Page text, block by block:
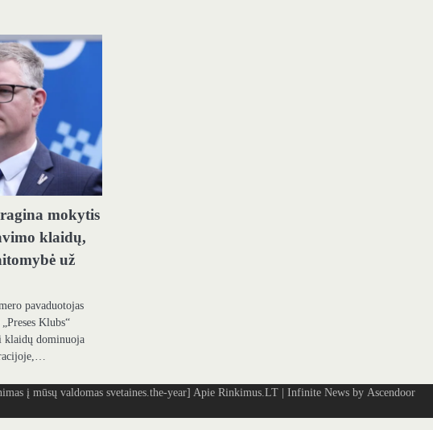
mokytis
klaidų,
už
pavaduotojas
Klubs“
klaidų dominuoja
į mūsų valdomas svetaines.the-year] Apie Rinkimus.LT| Infinite News by Ascendoor